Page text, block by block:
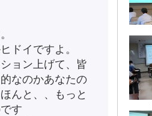
ドイですよ。
ョン上げて、皆
なのかあなたの
んと、、もっと
す